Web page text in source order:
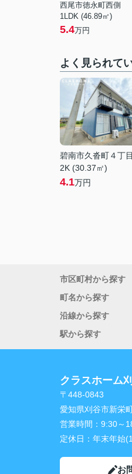
西尾市徳永町西側
1LDK (46.89㎡)
5.4万円
よく見られて
碧南市久沓町４丁目
2K (30.37㎡)
4.1万円
市区町村から探す
町名から探す
沿線から探す
駅から探す
クラスホーム
〒448-0843
愛知県刈谷市新栄
営業時間： 9:30～
定休日： 年末年始
お